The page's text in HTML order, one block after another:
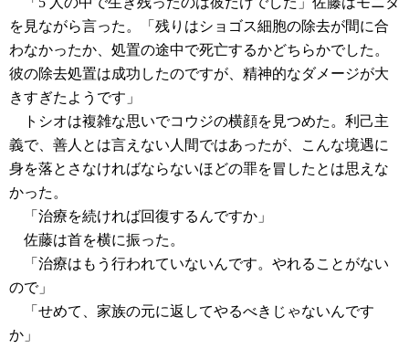
を見ながら言った。「残りはショゴス細胞の除去が間に合
わなかったか、処置の途中で死亡するかどちらかでした。
彼の除去処置は成功したのですが、精神的なダメージが大
きすぎたようです」
トシオは複雑な思いでコウジの横顔を見つめた。利己主
義で、善人とは言えない人間ではあったが、こんな境遇に
身を落とさなければならないほどの罪を冒したとは思えな
かった。
「治療を続ければ回復するんですか」
佐藤は首を横に振った。
「治療はもう行われていないんです。やれることがない
ので」
「せめて、家族の元に返してやるべきじゃないんです
か」